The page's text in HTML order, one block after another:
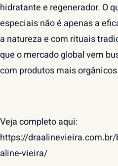
hidratante e regenerador. O
especiais não é apenas a
a natureza e com rituais
que o mercado global vem
com produtos mais
Veja completo aqui:
https://
aline-vieira/